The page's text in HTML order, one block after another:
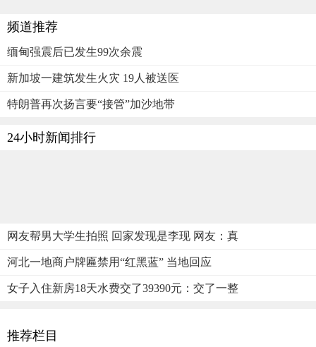
频道推荐
缅甸强震后已发生99次余震
新加坡一建筑发生火灾 19人被送医
特朗普再次扬言要“接管”加沙地带
24小时新闻排行
网友帮男大学生拍照 回家发现是李现 网友：真
河北一地商户牌匾禁用“红黑蓝” 当地回应
女子入住新房18天水费交了39390元：交了一整
推荐栏目